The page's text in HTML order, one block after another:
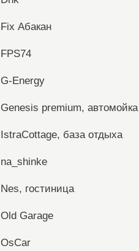
Fix Абакан
FPS74
G-Energy
Genesis premium, автомойка
IstraCottage, база отдыха
na_shinke
Nes, гостиница
Old Garage
OsCar